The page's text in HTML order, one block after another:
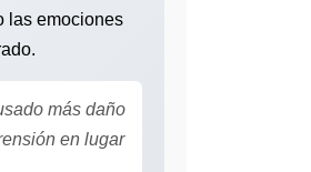
las emociones
más daño
en lugar